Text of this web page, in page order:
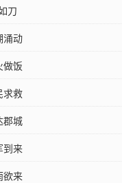
刀
涌动
做饭
求救
郡城
到来
欲来